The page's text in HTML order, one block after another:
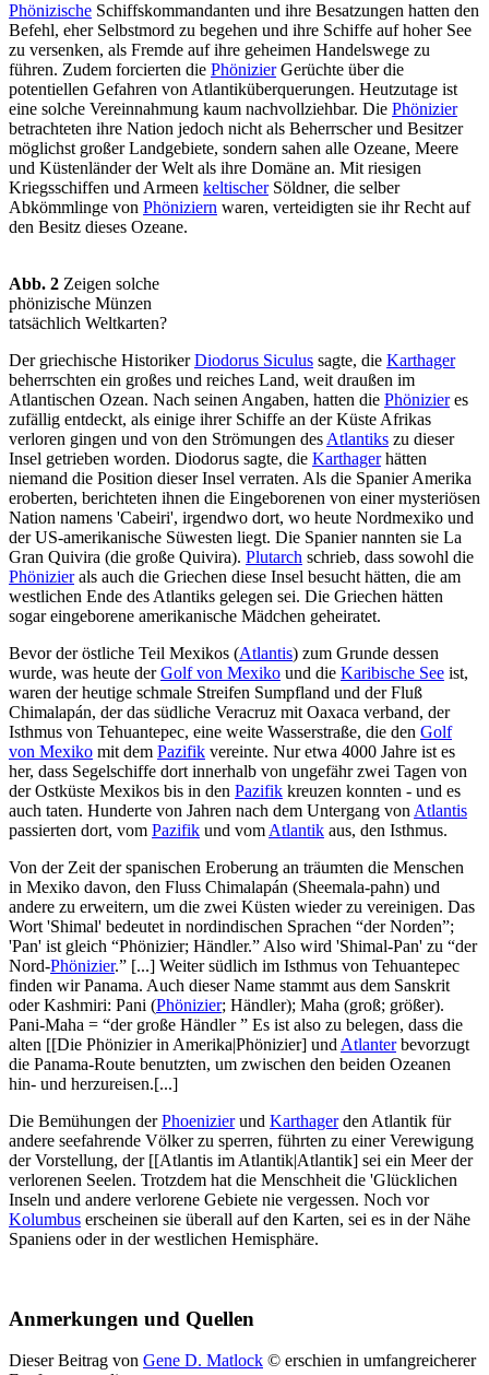
Phönizische Schiffskommandanten und ihre Besatzungen hatten den
Befehl, eher Selbstmord zu begehen und ihre Schiffe auf hoher See
zu versenken, als Fremde auf ihre geheimen Handelswege zu
führen. Zudem forcierten die PhönizierGerüchte über die
potentiellen Gefahren von Atlantiküberquerungen. Heutzutage ist
eine solche Vereinnahmung kaum nachvollziehbar. Die Phönizier
betrachteten ihre Nation jedoch nicht als Beherrscher und Besitzer
möglichst großer Landgebiete, sondern sahen alle Ozeane, Meere
und Küstenländer der Welt als ihre Domäne an. Mit riesigen
Kriegsschiffen und Armeen keltischerSöldner, die selber
Abkömmlinge von Phöniziern waren, verteidigten sie ihr Recht auf
den Besitz dieses Ozeane.
Abb. 2 Zeigen solche
phönizische Münzen
tatsächlich Weltkarten?
Der griechische HistorikerDiodorus Siculus sagte, die Karthager
beherrschten ein großes und reiches Land, weit draußen im
Atlantischen Ozean. Nach seinen Angaben, hatten die Phönizieres
zufällig entdeckt, als einige ihrer Schiffe an der Küste Afrikas
verloren gingen und von den Strömungen des Atlantiks zu dieser
Insel getrieben worden. Diodorus sagte, die Karthagerhätten
niemand die Position dieser Insel verraten. Als die Spanier Amerika
eroberten, berichteten ihnen die Eingeborenen von einer mysteriösen
Nation namens 'Cabeiri', irgendwo dort, wo heute Nordmexiko und
der US-amerikanische Süwesten liegt. Die Spanier nannten sie La
Gran Quivira (die große Quivira). Plutarch schrieb, dass sowohl die
Phönizierals auch die Griechen diese Insel besucht hätten, die am
westlichen Ende des Atlantiks gelegen sei. Die Griechen hätten
sogar eingeborene amerikanische Mädchen geheiratet.
Bevor der östliche Teil Mexikos (Atlantis) zum Grunde dessen
wurde, was heute derGolf von Mexiko und die Karibische See ist,
waren der heutige schmale Streifen Sumpfland und der Fluß
Chimalapán, der das südliche Veracruz mit Oaxaca verband, der
Isthmus von Tehuantepec, eine weite Wasserstraße, die den Golf
von Mexiko mit dem Pazifik vereinte. Nur etwa 4000 Jahre ist es
her, dass Segelschiffe dort innerhalb von ungefähr zwei Tagen von
der Ostküste Mexikos bis in den Pazifik kreuzen konnten - und es
auch taten. Hunderte von Jahren nach dem Untergang von Atlantis
passierten dort, vom Pazifik und vom Atlantik aus, den Isthmus.
Von der Zeit der spanischen Eroberung an träumten die Menschen
in Mexiko davon, den Fluss Chimalapán (Sheemala-pahn) und
andere zu erweitern, um die zwei Küsten wieder zu vereinigen. Das
Wort 'Shimal' bedeutet in nordindischen Sprachen “der Norden”;
'Pan' ist gleich “Phönizier; Händler.” Also wird 'Shimal-Pan' zu “der
Nord-Phönizier.” [...] Weiter südlich im Isthmus von Tehuantepec
finden wir Panama. Auch dieser Name stammt aus dem Sanskrit
oder Kashmiri: Pani (Phönizier; Händler); Maha (groß; größer).
Pani-Maha = “der große Händler ” Es ist also zu belegen, dass die
alten [[Die Phönizier in Amerika|Phönizier] und Atlanterbevorzugt
die Panama-Route benutzten, um zwischen den beiden Ozeanen
hin- und herzureisen.[...]
Die Bemühungen derPhoenizierund Karthagerden Atlantik für
andere seefahrende Völker zu sperren, führten zu einer Verewigung
der Vorstellung, der [[Atlantis im Atlantik|Atlantik] sei ein Meer der
verlorenen Seelen. Trotzdem hat die Menschheit die 'Glücklichen
Inseln und andere verlorene Gebiete nie vergessen. Noch vor
Kolumbus erscheinen sie überall auf den Karten, sei es in der Nähe
Spaniens oder in der westlichen Hemisphäre.
Anmerkungen und Quellen
Dieser Beitrag von Gene D. Matlock © erschien in umfangreicherer